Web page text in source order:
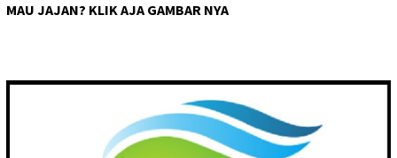
MAU JAJAN? KLIK AJA GAMBAR NYA